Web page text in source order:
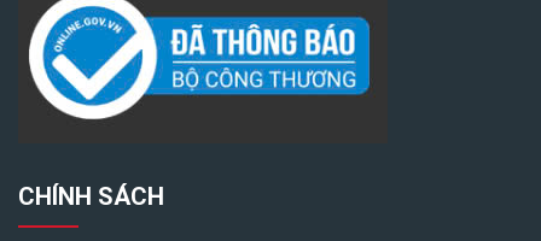
CHÍNH SÁCH